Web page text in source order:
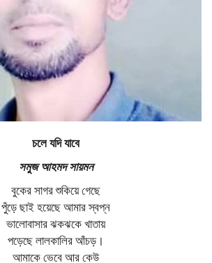
চলে যদি যাবে
সমুজ আহমদ সায়মন
বুকের সাগর শুকিয়ে গেছে
পুঁড়ে ছাই হয়েছে আমার স্বপ্ন
ভালোবাসার ঝকঝকে খাতায়
পড়েছে লালকালির আঁচড়।
আমাকে ভেবে আর কেউ